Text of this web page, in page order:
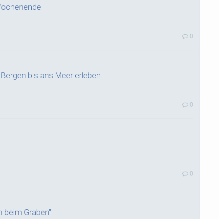
0
bis ans Meer erleben
0
0
Graben"